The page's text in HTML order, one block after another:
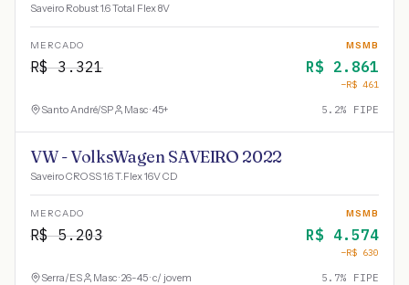
Saveiro Robust 1.6 Total Flex 8V
MERCADO
R$3.321
MSMB
R$ 2.861
−R$ 461
Santo André/SP Masc · 45+ 5.2% FIPE
VW - VolksWagen SAVEIRO 2022
Saveiro CROSS 1.6 T.Flex 16V CD
MERCADO
R$5.203
MSMB
R$ 4.574
−R$ 630
Serra/ES Masc · 26-45 · c/ jovem 5.7% FIPE